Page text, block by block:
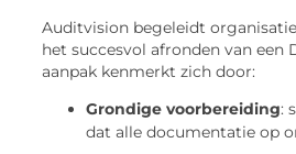
Auditvision begeleidt
het succesvol afronden van een
aanpak kenmerkt zich door:
Grondige voorbereiding:
dat alle documentatie op